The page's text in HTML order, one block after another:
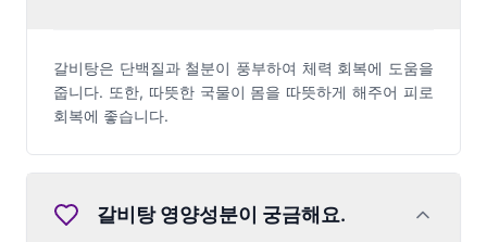
갈비탕은 단백질과 철분이 풍부하여 체력 회복에 도움을
줍니다. 또한, 따뜻한 국물이 몸을 따뜻하게 해주어 피로
회복에 좋습니다.
갈비탕영양성분이 궁금해요.